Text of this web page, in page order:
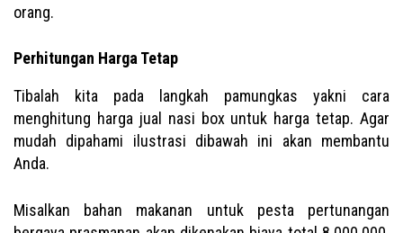
orang.
Perhitungan Harga Tetap
Tibalah kita pada langkah pamungkas yakni cara
menghitung harga jual nasi box untuk harga tetap. Agar
mudah dipahami ilustrasi dibawah ini akan membantu
Anda.
Misalkan bahan makanan untuk pesta pertunangan